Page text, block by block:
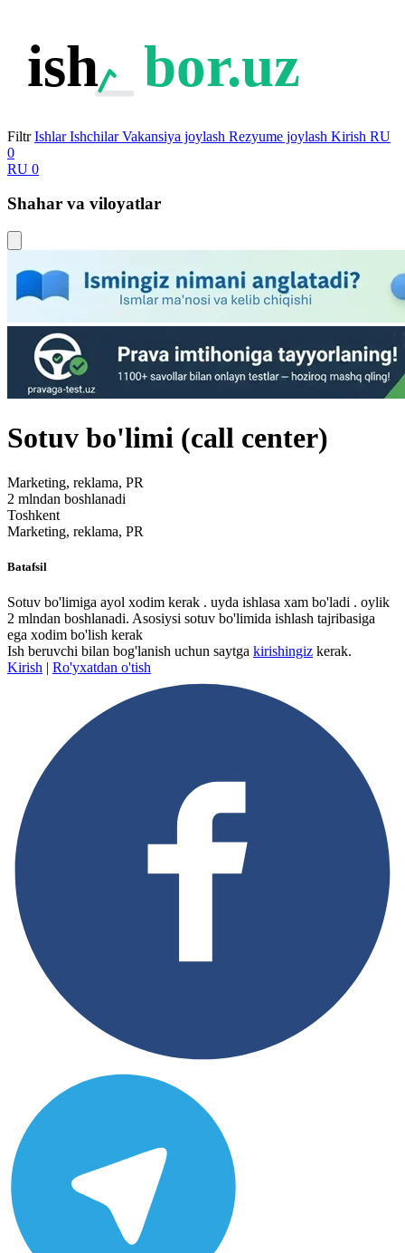
ish bor.uz
Filtr Ishlar Ishchilar Vakansiya joylash Rezyume joylash Kirish RU
0
RU 0
Shahar va viloyatlar
Sotuv bo'limi (call center)
Marketing, reklama, PR
2 mlndan boshlanadi
Toshkent
Marketing, reklama, PR
Batafsil
Sotuv bo'limiga ayol xodim kerak . uyda ishlasa xam bo'ladi . oylik
2 mlndan boshlanadi. Asosiysi sotuv bo'limida ishlash tajribasiga
ega xodim bo'lish kerak
Ish beruvchi bilan bog'lanish uchun saytga kirishingiz kerak.
Kirish | Ro'yxatdan o'tish